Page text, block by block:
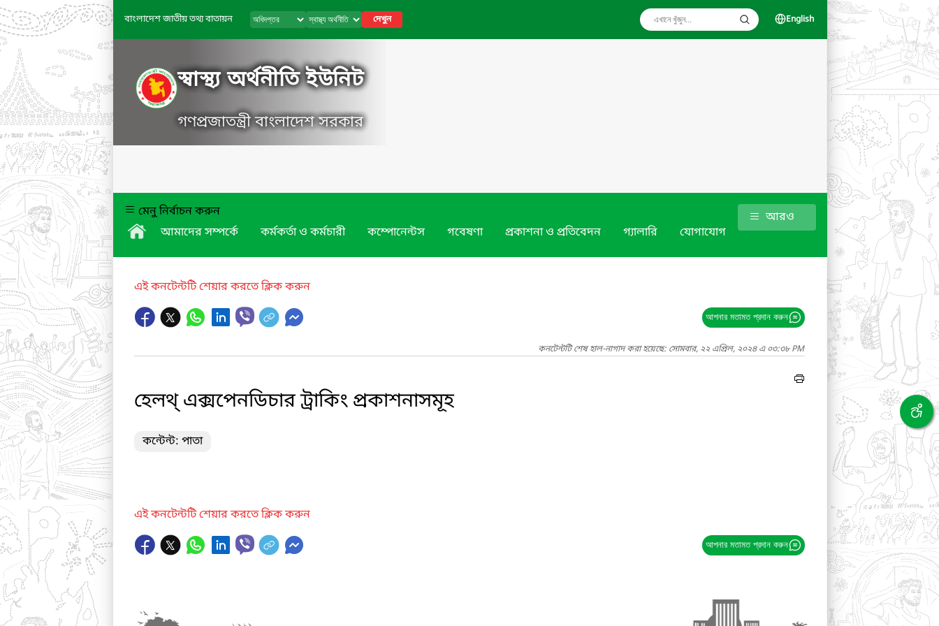
বাংলাদেশ জাতীয় তথ্য বাতায়ন দেখুন English
স্বাস্থ্য অর্থনীতি ইউনিট
গণপ্রজাতন্ত্রী বাংলাদেশ সরকার
মেনু নির্বাচন করুন
আমাদের সম্পর্কে
কর্মকর্তা ও কর্মচারী কম্পোনেন্টস গবেষণা প্রকাশনা ও প্রতিবেদন গ্যালারি যোগাযোগ
আরও
এই কনটেন্টটি শেয়ার করতে ক্লিক করুন
আপনার মতামত প্রদান করুন
কনটেন্টটি শেষ হাল-নাগাদ করা হয়েছে: সোমবার, ২২ এপ্রিল, ২০২৪ এ ০৩:৩৮ PM
হেলথ্ এক্সপেনডিচার ট্রাকিং প্রকাশনাসমূহ
কন্টেন্ট: পাতা
এই কনটেন্টটি শেয়ার করতে ক্লিক করুন
আপনার মতামত প্রদান করুন